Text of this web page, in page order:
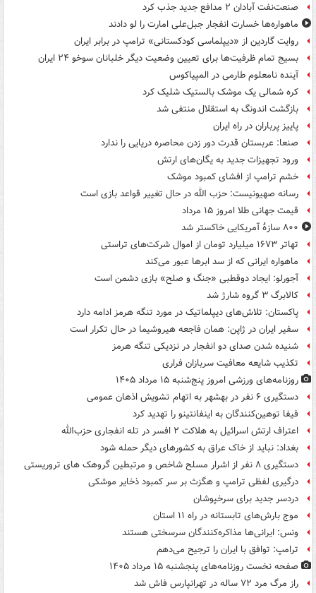
صنعت‌نفت آبادان ۲ مدافع جدید جذب کرد
ماهواره‌ها خسارت انفجار جبل‌علی امارت را لو دادند
روایت گاردین از «دیپلماسی کودکستانی» ترامپ در برابر ایران
بسیج تمام ظرفیت‌ها برای تعیین وضعیت دیگر خلبانان سوخو ۲۴ ایران
آینده نامعلوم طارمی در المپیاکوس
کره شمالی یک موشک بالستیک شلیک کرد
بازگشت اندونگ به استقلال منتفی شد
پاییز پرباران در راه ایران
صنعا: عربستان قدرت دور زدن محاصره دریایی را ندارد
ورود تجهیزات جدید به یگان‌های ارتش
خشم ترامپ از افشای کمبود موشک
رسانه صهیونیست: حزب الله در حال تغییر قواعد بازی است
قیمت جهانی طلا امروز ۱۵ مرداد
۸۰۰ سازۀ آمریکایی خاکستر شد
تهاتر ۱۶۷۳ میلیارد تومان از اموال شرکت‌های تراستی
ماهواره ایرانی که از سد ابرها عبور می‌کند
آجورلو: ایجاد دوقطبی «جنگ و صلح‌» بازی دشمن است
کالابرگ ۳ گروه شارژ شد
پاکستان: تلاش‌های دیپلماتیک در مورد تنگه هرمز ادامه دارد
سفیر ایران در ژاپن: همان فاجعه هیروشیما در حال تکرار است
شنیده شدن صدای دو انفجار در نزدیکی تنگه هرمز
تکذیب شایعه معافیت سربازان فراری
روزنامه‌های ورزشی امروز پنج‌شنبه ۱۵ مرداد ۱۴۰۵
دستگیری ۶ نفر در بهشهر به اتهام تشویش اذهان عمومی
فیفا توهین‌کنندگان به اینفانتینو را تهدید کرد
اعتراف ارتش اسرائیل به هلاکت ۲ افسر در تله انفجاری حزب‌الله
بغداد: نباید از خاک عراق به کشورهای دیگر حمله شود
دستگیری ۸ نفر از اشرار مسلح شاخص و مرتبطین گروهک های تروریستی
درگیری لفظی ترامپ و هگزث بر سر کمبود ذخایر موشکی
دردسر جدید برای سرخپوشان
موج بارش‌های تابستانه در راه ۱۱ استان
ونس: ایرانی‌ها مذاکره‌کنندگان سرسختی هستند
ترامپ: توافق با ایران را ترجیح می‌دهم
صفحه نخست روزنامه‌های پنجشنبه ۱۵ مرداد ۱۴۰۵
راز مرگ مرد ۷۲ ساله در تهرانپارس فاش شد